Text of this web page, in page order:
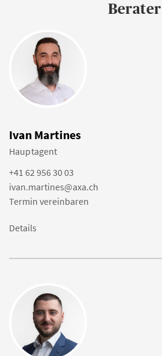
Berater
Ivan Martines
Hauptagent
+41 62 956 30 03
ivan.martines@axa.ch
Termin vereinbaren
Details